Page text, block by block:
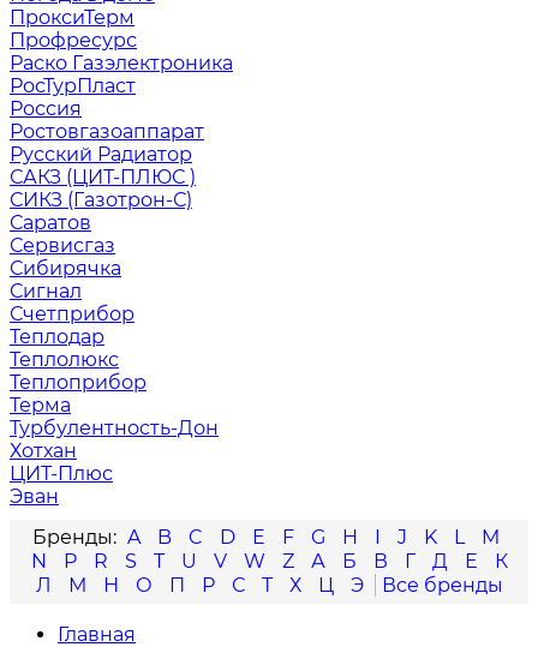
ПроксиТерм
Профресурс
Раско Газэлектроника
РосТурПласт
Россия
Ростовгазоаппарат
Русский Радиатор
САКЗ (ЦИТ-ПЛЮС )
СИКЗ (Газотрон-С)
Саратов
Сервисгаз
Сибирячка
Сигнал
Счетприбор
Теплодар
Теплолюкс
Теплоприбор
Терма
Турбулентность-Дон
Хотхан
ЦИТ-Плюс
Эван
A
B C D E F G H I J K L
M
N
P R S T U V W Z А Б В Г Д Е
К
Л
М Н О П Р С Т Х Ц Э
Главная